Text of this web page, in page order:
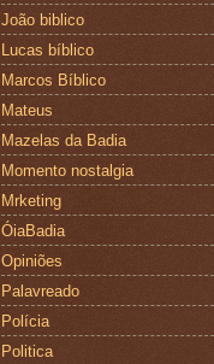
João biblico
Lucas bíblico
Marcos Bíblico
Mateus
Mazelas da Badia
Momento nostalgia
Mrketing
ÓiaBadia
Opiniões
Palavreado
Polícia
Politica